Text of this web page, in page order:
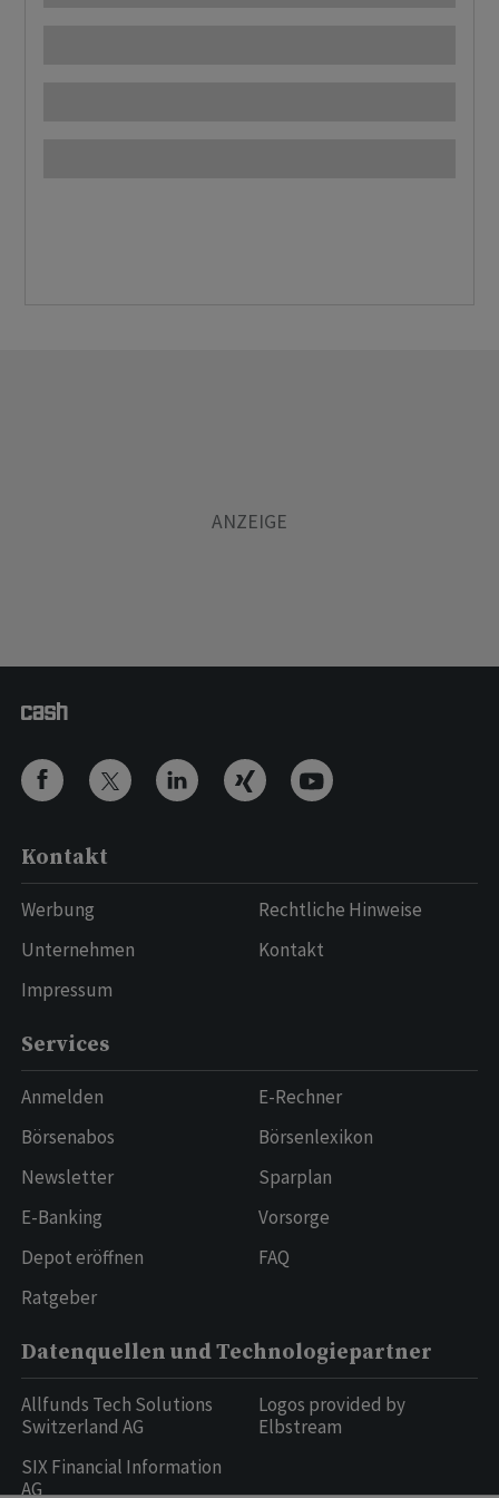
Kontakt
Werbung
Unternehmen
Impressum
Rechtliche Hinweise
Kontakt
Services
Anmelden
Börsenabos
Newsletter
E-Banking
Depot eröffnen
Ratgeber
E-Rechner
Börsenlexikon
Sparplan
Vorsorge
FAQ
Datenquellen und Technologiepartner
Allfunds Tech Solutions
Switzerland AG
SIX Financial Information
AG
Logos provided by
Elbstream